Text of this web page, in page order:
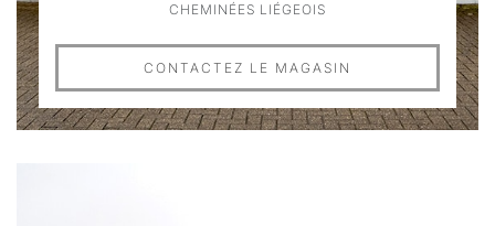
CHEMINÉES LIÉGEOIS
CONTACTEZ LE MAGASIN